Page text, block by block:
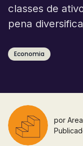
classes de
pena
Economia
por